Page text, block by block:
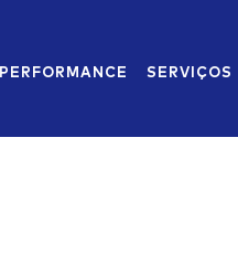
PERFORMANCE SERVIÇOS